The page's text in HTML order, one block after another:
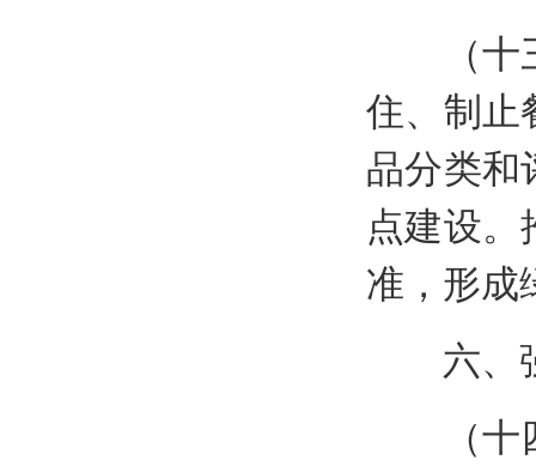
（十三
住、制止
品分类和
点建设。
准，形成
六、强
（十四